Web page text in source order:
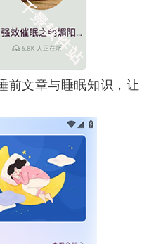
前文章与睡眠知识，让